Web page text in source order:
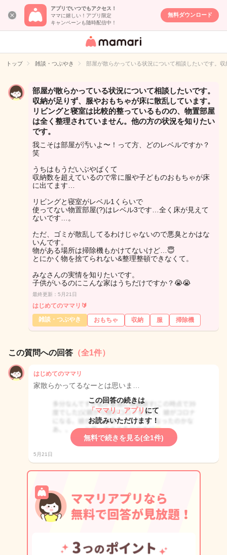
アプリでいつでもアクセス！
ママに嬉しい！アプリ限定
キャンペーンも随時配信中！
無料ダウンロード
女性専用匿名QA
イト
トップ 雑談・つぶやき 部屋が散らかっている状況について相談したいです。
部屋が散らかっている状況について相談したいです。
収納が足りず、服やおもちゃが床に散乱しています。
リビングと寝室は比較的整っているものの、物置部屋
は全く整理されていません。他の方の状況を知りたい
です。
我こそは部屋が汚いよ〜！って方、どのレベルですか？
笑
うちはもうだいぶやばくて
収納数を超えているので常に服や子どものおもちゃが床
に出てます…
リビングと寝室がレベル1くらいで
使ってない物置部屋(?)はレベル3です…全く床が見えて
ないです…。
ただ、ゴミが散乱してるわけじゃないので悪臭とかはな
いんです。
物がある場所は掃除機もかけてないけど…😇
とにかく物を捨てられない&整理整頓できなくて。
みなさんの実情を知りたいです。
子供がいるのにこんな家はうちだけですか？😭😭
最終更新：5月21日
はじめてのママリ🔰
雑談・つぶやき
おもちゃ 収納 服 掃除機
この質問への回答 （全1件）
はじめてのママリ
家散らかってるなーとは思いま…
この回答の続きは
「ママリ」アプリ にて
お読みいただけます！
無料で続きを見る(全1件)
5月21日